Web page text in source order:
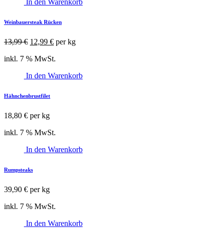
Weinbauersteak Rücken
13,99€ Ursprünglicher
war:
12,99 €Aktueller
ist:
per kg
inkl. 7 % MwSt.
In den Warenkorb
Hähnchenbrustfilet
18,80 € per kg
inkl. 7 % MwSt.
In den Warenkorb
Rumpsteaks
39,90 € per kg
inkl. 7 % MwSt.
In den Warenkorb